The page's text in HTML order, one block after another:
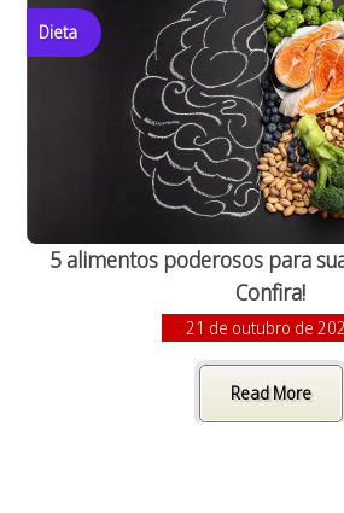
Dieta
5 alimentos poderosos para
Confira!
21 de outubro de
Read More